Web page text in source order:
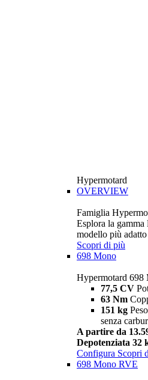
Hypermotard
OVERVIEW
Famiglia
Esplora la
modello più
Scopri di più
698 Mono
Hypermotard 698
77,5 CV
63 Nm
151 kg
senza
A partire da
Depotenziata 32
Configura Scopri
698 Mono RVE